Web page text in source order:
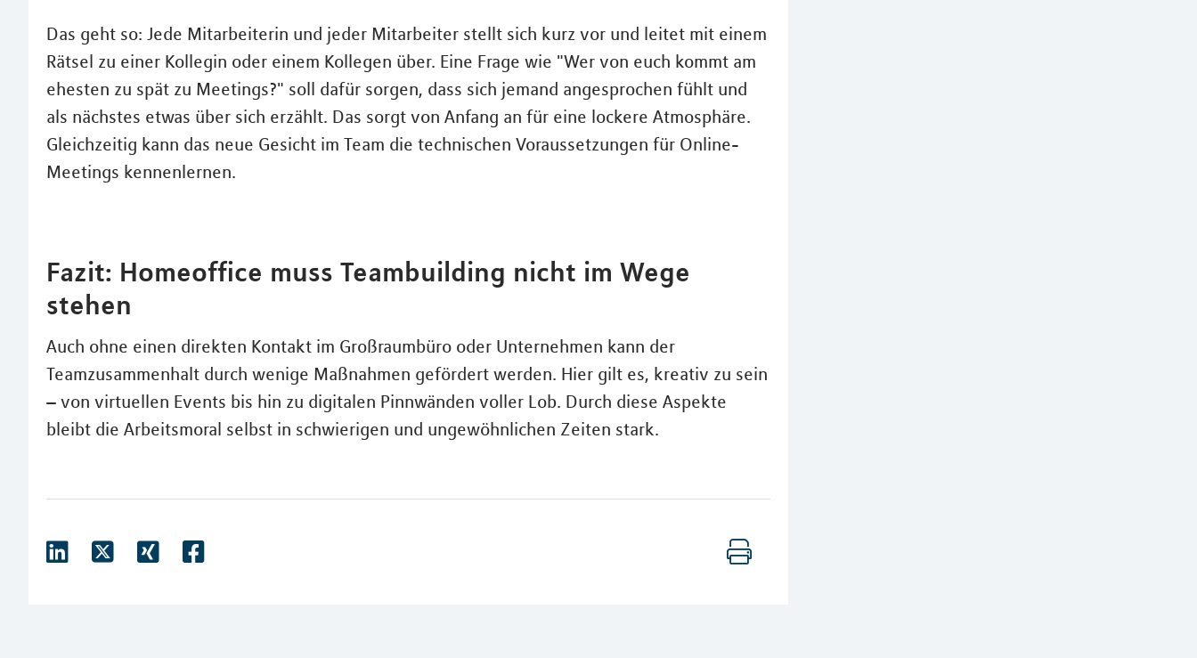
Das geht so: Jede Mitarbeiterin und jeder Mitarbeiter stellt sich kurz vor und leitet mit einem
Rätsel zu einer Kollegin oder einem Kollegen über. Eine Frage wie "Wer von euch kommt am
ehesten zu spät zu Meetings?" soll dafür sorgen, dass sich jemand angesprochen fühlt und
als nächstes etwas über sich erzählt. Das sorgt von Anfang an für eine lockere Atmosphäre.
Gleichzeitig kann das neue Gesicht im Team die technischen Voraussetzungen für Online-
Meetings kennenlernen.
Fazit: Homeoffice muss Teambuilding nicht im Wege
stehen
Auch ohne einen direkten Kontakt im Großraumbüro oder Unternehmen kann der
Teamzusammenhalt durch wenige Maßnahmen gefördert werden. Hier gilt es, kreativ zu sein
– von virtuellen Events bis hin zu digitalen Pinnwänden voller Lob. Durch diese Aspekte
bleibt die Arbeitsmoral selbst in schwierigen und ungewöhnlichen Zeiten stark.